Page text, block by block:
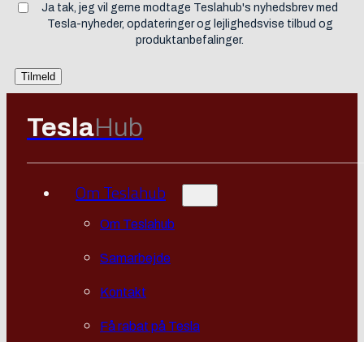
Ja tak, jeg vil gerne modtage Teslahub's nyhedsbrev med
Tesla-nyheder, opdateringer og lejlighedsvise tilbud og
produktanbefalinger.
TeslaHub
Om Teslahub
Om Teslahub
Samarbejde
Kontakt
Få rabat på Tesla